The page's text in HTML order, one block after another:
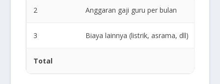
2 Anggaran gaji guru per bulan
3 Biaya lainnya (listrik, asrama, dll)
Total